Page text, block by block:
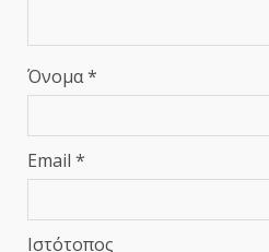
Όνομα*
Email *
Ιστότοπος